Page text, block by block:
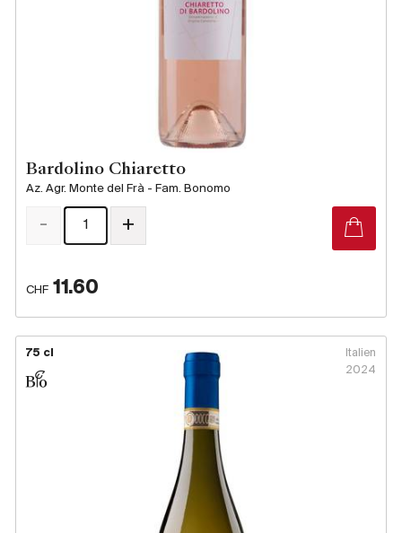
Bardolino Chiaretto
Az. Agr. Monte del Frà - Fam. Bonomo
CHF 11.60
- +
75 cl
Italien
2024